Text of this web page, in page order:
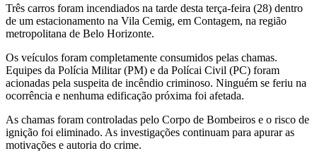
Três carros foram incendiados na tarde desta terça-feira (28) dentro
de um estacionamento na Vila Cemig, em Contagem, na região
metropolitana de Belo Horizonte.
Os veículos foram completamente consumidos pelas chamas.
Equipes da Polícia Militar (PM) e da Polícai Civil (PC) foram
acionadas pela suspeita de incêndio criminoso. Ninguém se feriu na
ocorrência e nenhuma edificação próxima foi afetada.
As chamas foram controladas pelo Corpo de Bombeiros e o risco de
ignição foi eliminado. As investigações continuam para apurar as
motivações e autoria do crime.